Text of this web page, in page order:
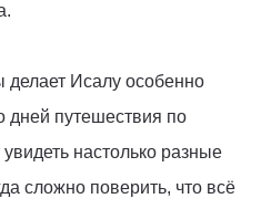
делает Исалу особенно
дней путешествия по
настолько разные
сложно поверить, что всё